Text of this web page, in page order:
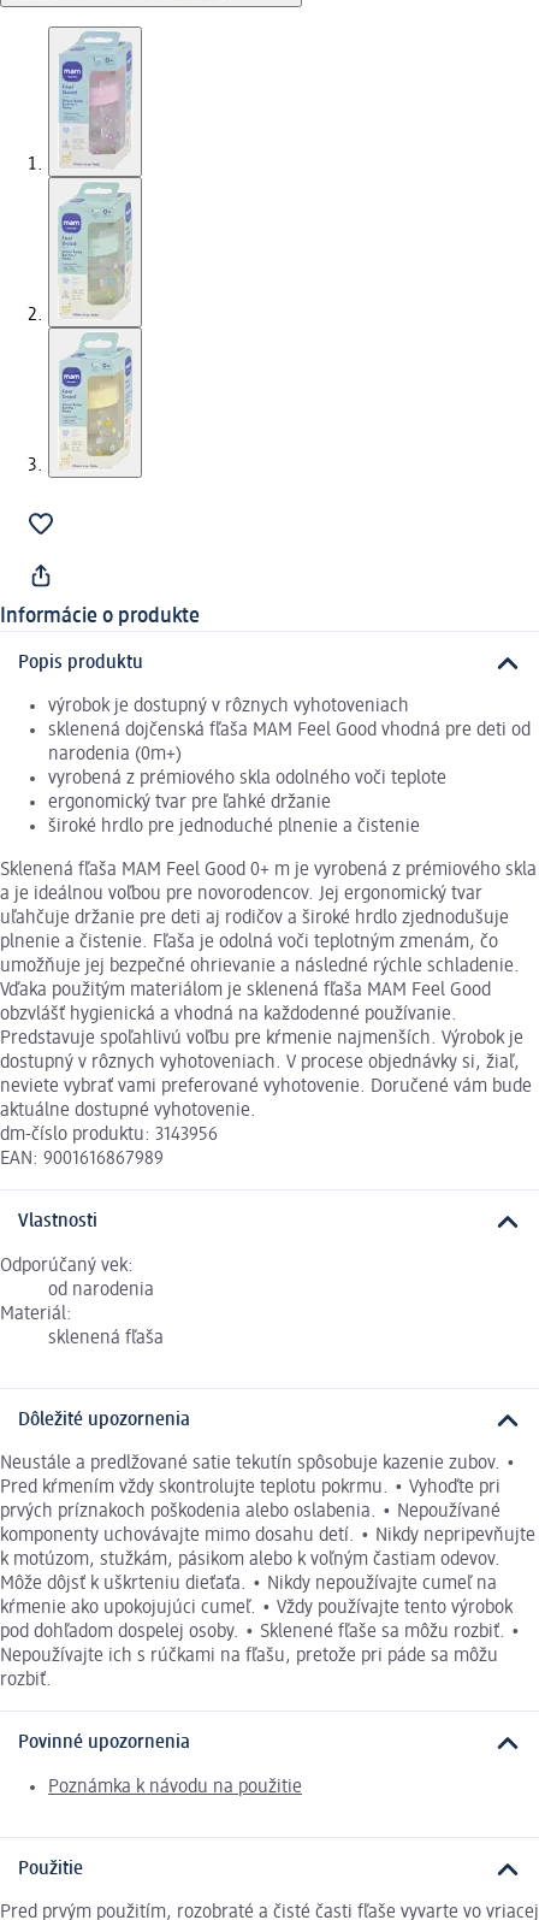
Informácie o produkte
Popis produktu
výrobok je dostupný v rôznych vyhotoveniach
sklenená dojčenská fľaša MAM Feel Good vhodná pre deti od
narodenia (0m+)
vyrobená z prémiového skla odolného voči teplote
ergonomický tvar pre ľahké držanie
široké hrdlo pre jednoduché plnenie a čistenie
Sklenená fľaša MAM Feel Good 0+ m je vyrobená z prémiového skla
a je ideálnou voľbou pre novorodencov. Jej ergonomický tvar
uľahčuje držanie pre deti aj rodičov a široké hrdlo zjednodušuje
plnenie a čistenie. Fľaša je odolná voči teplotným zmenám, čo
umožňuje jej bezpečné ohrievanie a následné rýchle schladenie.
Vďaka použitým materiálom je sklenená fľaša MAM Feel Good
obzvlášť hygienická a vhodná na každodenné používanie.
Predstavuje spoľahlivú voľbu pre kŕmenie najmenších. Výrobok je
dostupný v rôznych vyhotoveniach. V procese objednávky si, žiaľ,
neviete vybrať vami preferované vyhotovenie. Doručené vám bude
aktuálne dostupné vyhotovenie.
dm-číslo produktu: 3143956
EAN: 9001616867989
Vlastnosti
Odporúčaný vek:
od narodenia
Materiál:
sklenená fľaša
Dôležité upozornenia
Neustále a predlžované satie tekutín spôsobuje kazenie zubov. •
Pred kŕmením vždy skontrolujte teplotu pokrmu. • Vyhoďte pri
prvých príznakoch poškodenia alebo oslabenia. • Nepoužívané
komponenty uchovávajte mimo dosahu detí. • Nikdy nepripevňujte
k motúzom, stužkám, pásikom alebo k voľným častiam odevov.
Môže dôjsť k uškrteniu dieťaťa. • Nikdy nepoužívajte cumeľ na
kŕmenie ako upokojujúci cumeľ. • Vždy používajte tento výrobok
pod dohľadom dospelej osoby. • Sklenené fľaše sa môžu rozbiť. •
Nepoužívajte ich s rúčkami na fľašu, pretože pri páde sa môžu
rozbiť.
Povinné upozornenia
Poznámka k návodu na použitie
Použitie
Pred prvým použitím, rozobraté a čisté časti fľaše vyvarte vo vriacej